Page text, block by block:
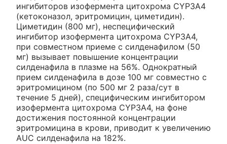
ингибиторов изофермента цитохрома CYP3A4
(кетоконазол, эритромицин, циметидин).
Циметидин (800 мг), неспецифический
ингибитор изофермента цитохрома CYP3A4,
при совместном приеме с силденафилом (50
мг) вызывает повышение концентрации
силденафила в плазме на 56%. Однократный
прием силденафила в дозе 100 мг совместно с
эритромицином (по 500 мг 2 раза/сут в
течение 5 дней), специфическим ингибитором
изофермента цитохрома CYP3A4, на фоне
достижения постоянной концентрации
эритромицина в крови, приводит к увеличению
AUC силденафила на 182%.